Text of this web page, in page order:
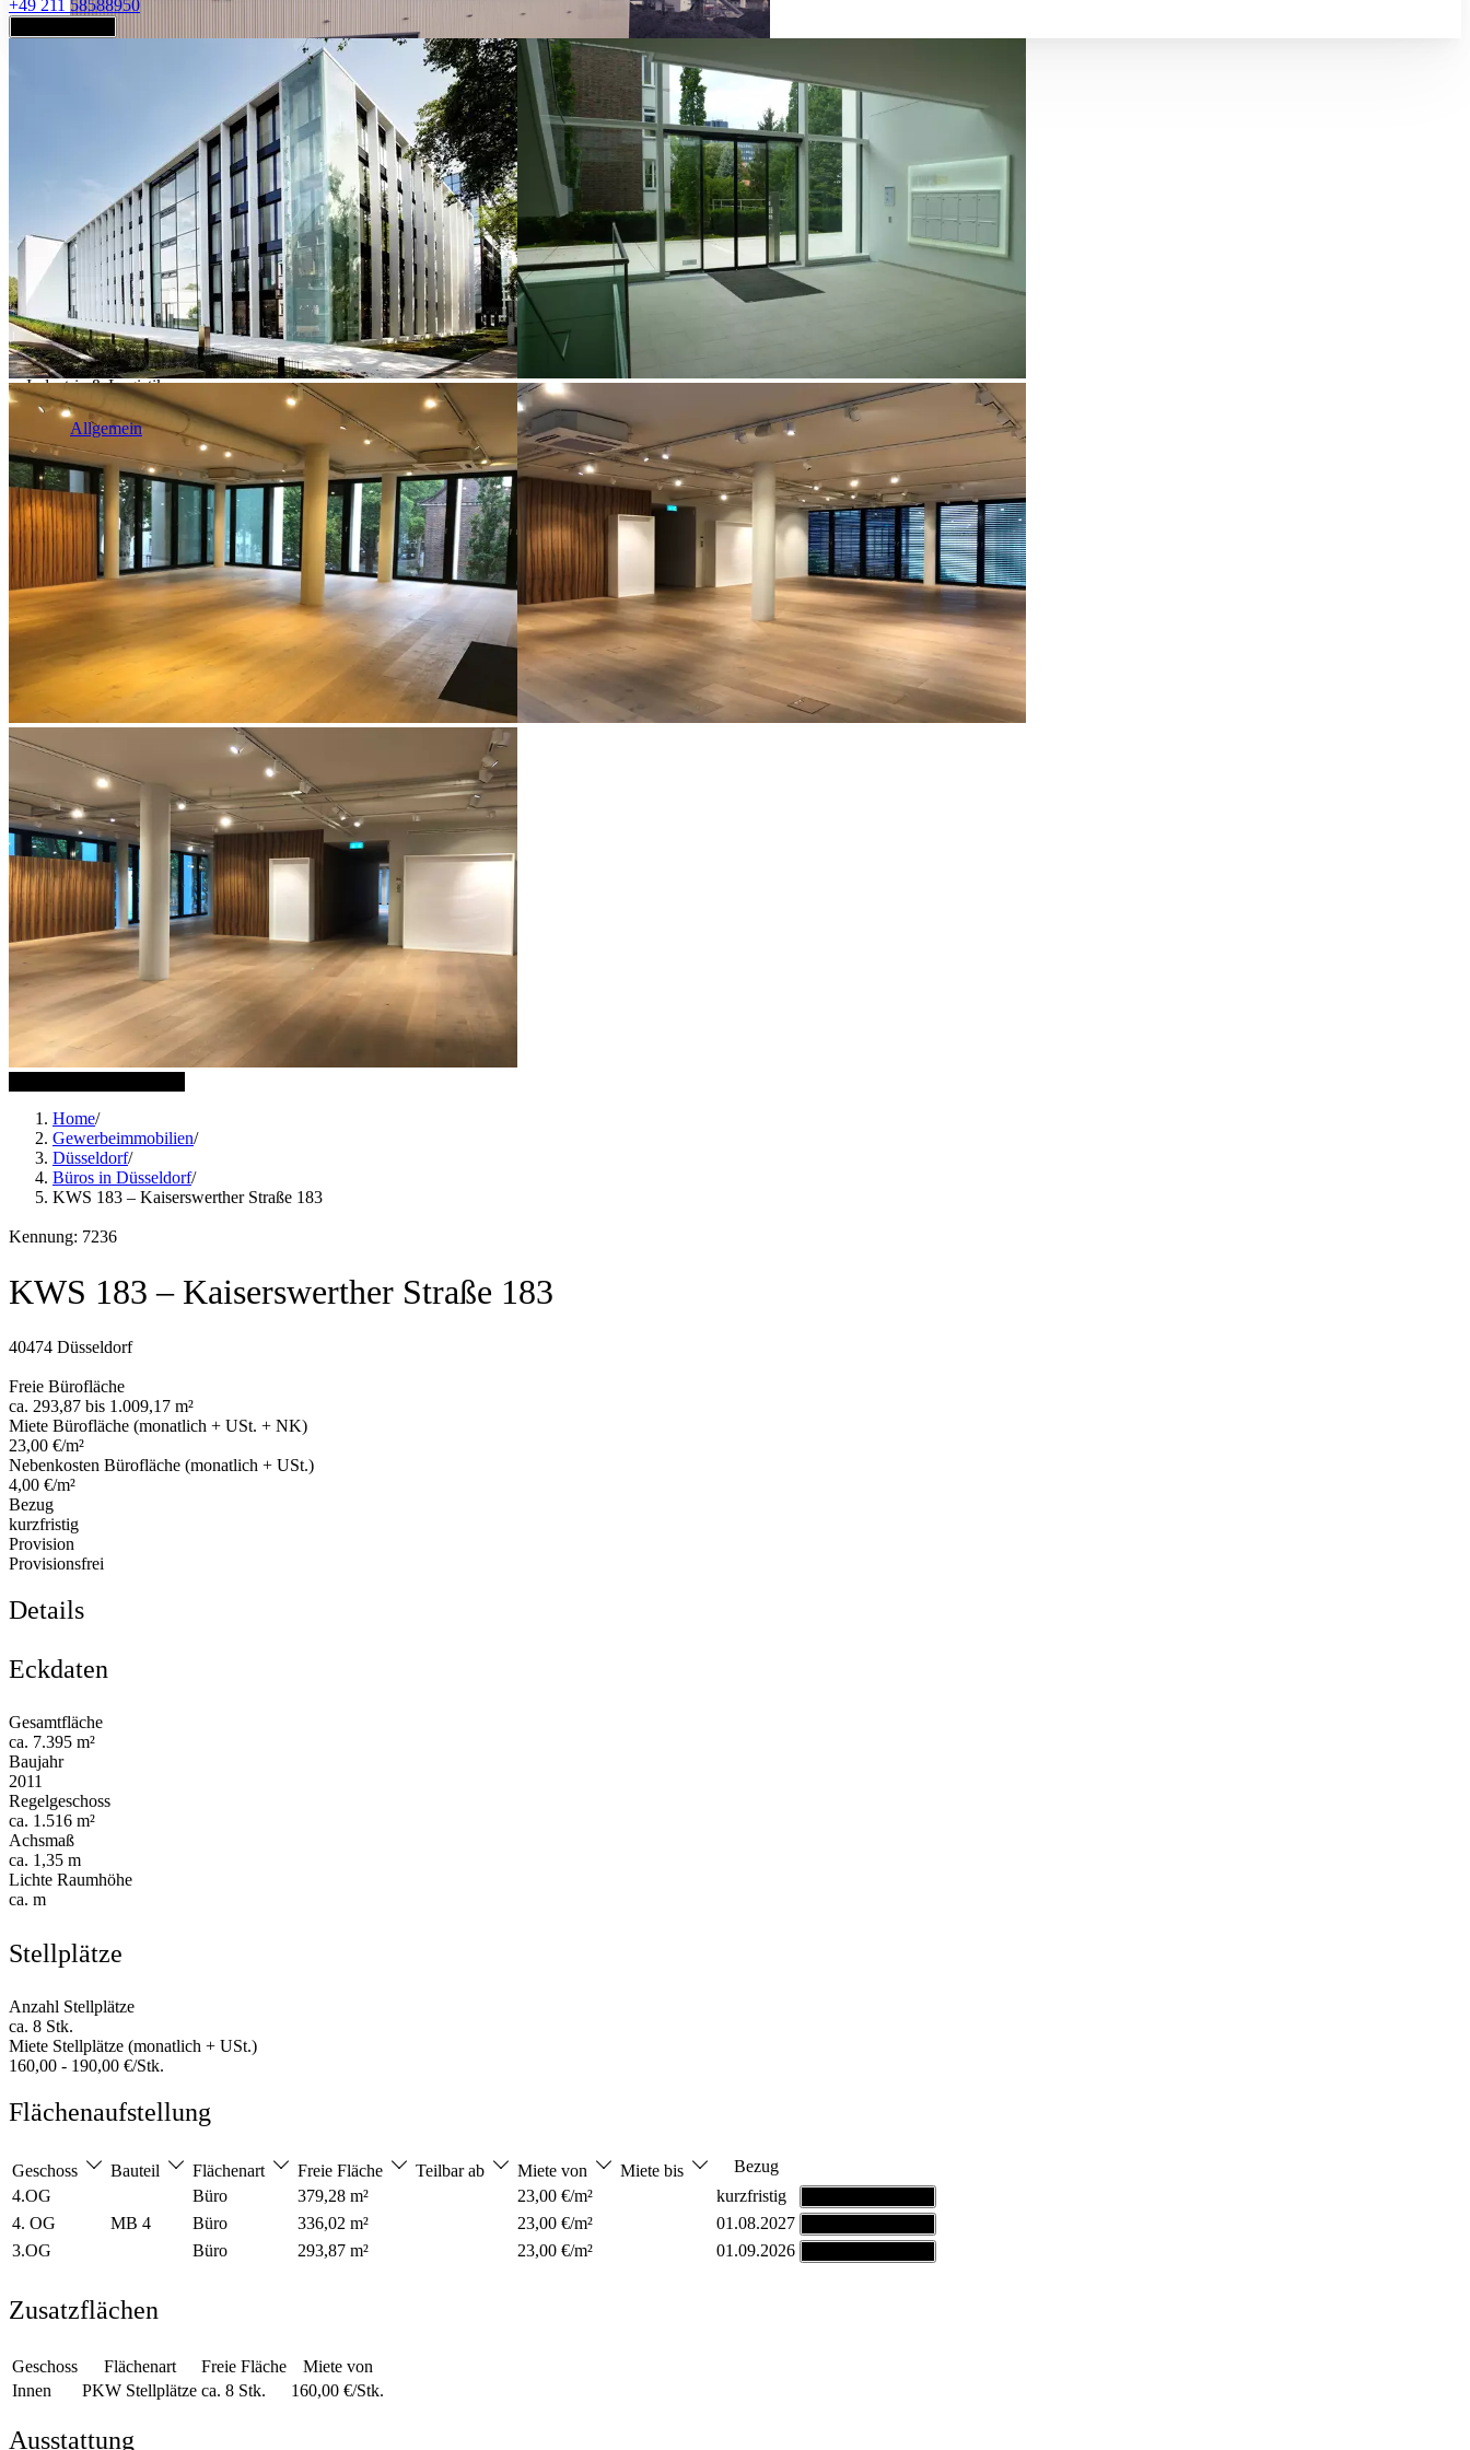
Industrie & Logistik
Allgemein
+49 211 58588950
Home/
Gewerbeimmobilien/
Düsseldorf/
Büros in Düsseldorf/
KWS 183 – Kaiserswerther Straße 183
Kennung: 7236
KWS 183 – Kaiserswerther Straße 183
40474 Düsseldorf
Freie Bürofläche
ca. 293,87 bis 1.009,17 m²
Miete Bürofläche (monatlich + USt. + NK)
23,00 €/m²
Nebenkosten Bürofläche (monatlich + USt.)
4,00 €/m²
Bezug
kurzfristig
Provision
Provisionsfrei
Details
Eckdaten
Gesamtfläche
ca. 7.395 m²
Baujahr
2011
Regelgeschoss
ca. 1.516 m²
Achsmaß
ca. 1,35 m
Lichte Raumhöhe
ca. m
Stellplätze
Anzahl Stellplätze
ca. 8 Stk.
Miete Stellplätze (monatlich + USt.)
160,00 - 190,00 €/Stk.
Flächenaufstellung
Geschoss Bauteil Flächenart Freie Fläche Teilbar ab Miete von Miete bis
Bezug
4.OG
Büro 379,28 m² 23,00 €/m² kurzfristig
4. OG MB 4 Büro 336,02 m² 23,00 €/m² 01.08.2027
3.OG Büro 293,87 m² 23,00 €/m² 01.09.2026
Zusatzflächen
Geschoss Flächenart Freie Fläche
Miete von
Innen
PKW Stellplätze ca. 8 Stk. 160,00 €/Stk.
Ausstattung